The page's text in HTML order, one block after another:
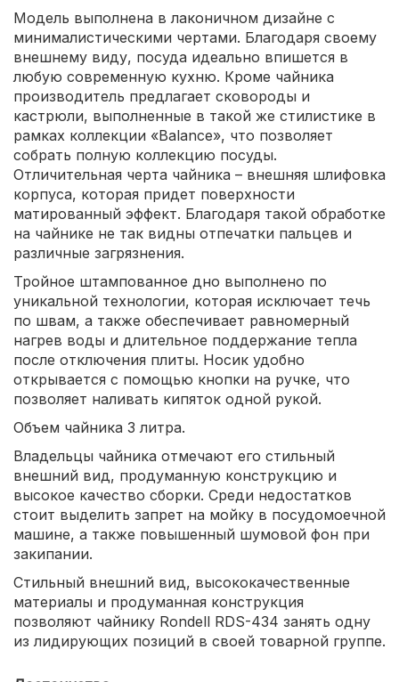
Модель выполнена в лаконичном дизайне с
минималистическими чертами. Благодаря своему
внешнему виду, посуда идеально впишется в
любую современную кухню. Кроме чайника
производитель предлагает сковороды и
кастрюли, выполненные в такой же стилистике в
рамках коллекции «Balance», что позволяет
собрать полную коллекцию посуды.
Отличительная черта чайника – внешняя шлифовка
корпуса, которая придет поверхности
матированный эффект. Благодаря такой обработке
на чайнике не так видны отпечатки пальцев и
различные загрязнения.
Тройное штампованное дно выполнено по
уникальной технологии, которая исключает течь
по швам, а также обеспечивает равномерный
нагрев воды и длительное поддержание тепла
после отключения плиты. Носик удобно
открывается с помощью кнопки на ручке, что
позволяет наливать кипяток одной рукой.
Объем чайника 3 литра.
Владельцы чайника отмечают его стильный
внешний вид, продуманную конструкцию и
высокое качество сборки. Среди недостатков
стоит выделить запрет на мойку в посудомоечной
машине, а также повышенный шумовой фон при
закипании.
Стильный внешний вид, высококачественные
материалы и продуманная конструкция
позволяют чайнику Rondell RDS-434 занять одну
из лидирующих позиций в своей товарной группе.